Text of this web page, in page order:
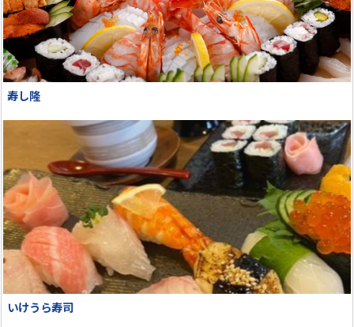
寿し隆
いけうら寿司